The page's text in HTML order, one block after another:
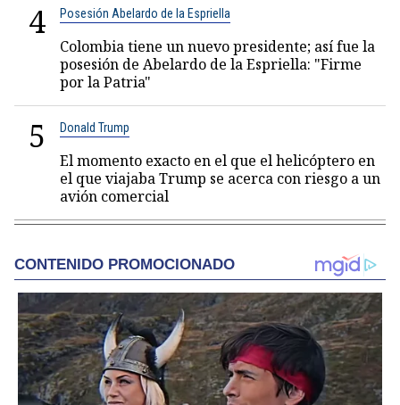
4 Posesión Abelardo de la Espriella
Colombia tiene un nuevo presidente; así fue la
posesión de Abelardo de la Espriella: "Firme
por la Patria"
5 Donald Trump
El momento exacto en el que el helicóptero en
el que viajaba Trump se acerca con riesgo a un
avión comercial